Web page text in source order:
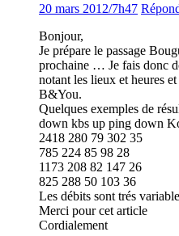
20 mars 2012/7h47
Bonjour,
Je prépare le passage
prochaine … Je fais donc
notant les lieux et heures
B&You.
Quelques exemples de
down kbs up ping down
2418 280 79 302 35
785 224 85 98 28
1173 208 82 147 26
825 288 50 103 36
Les débits sont trés
Merci pour cet article
Cordialement